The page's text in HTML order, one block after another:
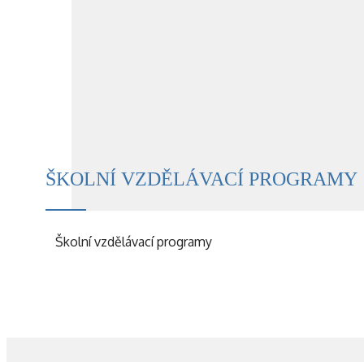
ŠKOLNÍ VZDĚLÁVACÍ PROGRAMY
Školní vzdělávací programy